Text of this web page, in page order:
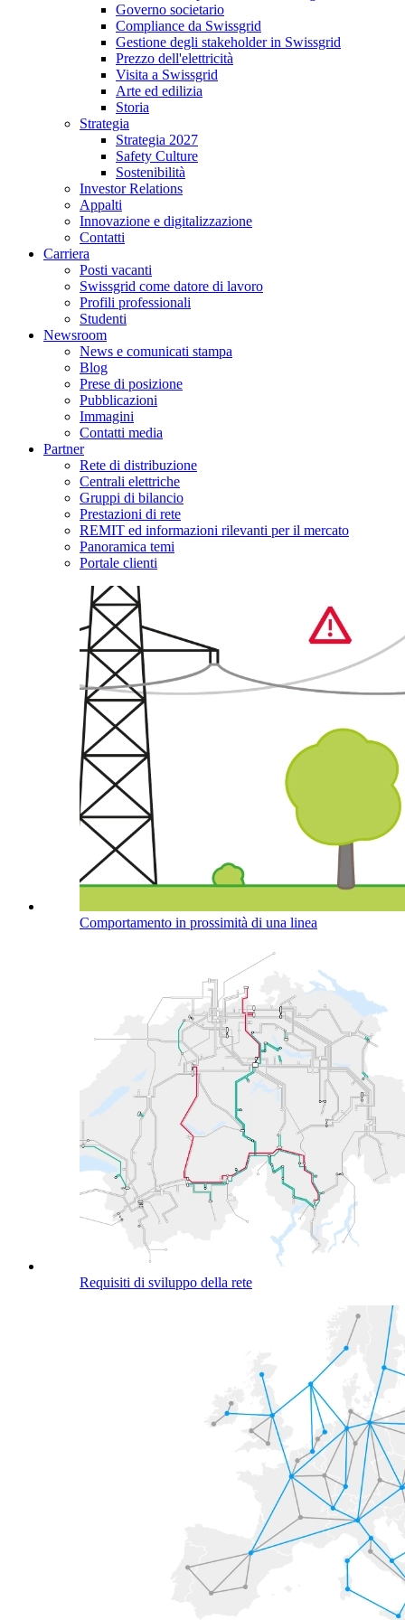
Governo societario
Compliance da Swissgrid
Gestione degli stakeholder in Swissgrid
Prezzo dell'elettricità
Visita a Swissgrid
Arte ed edilizia
Storia
Strategia
Strategia 2027
Safety Culture
Sostenibilità
Investor Relations
Appalti
Innovazione e digitalizzazione
Contatti
Carriera
Posti vacanti
Swissgrid come datore di lavoro
Profili professionali
Studenti
Newsroom
News e comunicati stampa
Blog
Prese di posizione
Pubblicazioni
Immagini
Contatti media
Partner
Rete di distribuzione
Centrali elettriche
Gruppi di bilancio
Prestazioni di rete
REMIT ed informazioni rilevanti per il mercato
Panoramica temi
Portale clienti
Comportamento in prossimità di una linea
Requisiti di sviluppo della rete